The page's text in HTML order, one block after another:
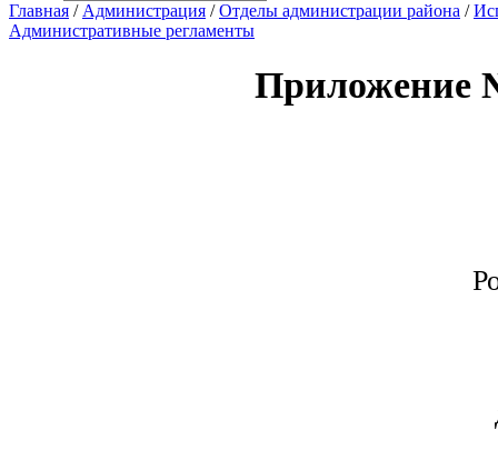
Главная / Администрация /Отделы администрации района /
Административные регламенты
Приложение